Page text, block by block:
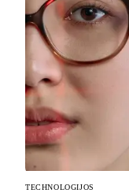
TECHNOLOGIJOS